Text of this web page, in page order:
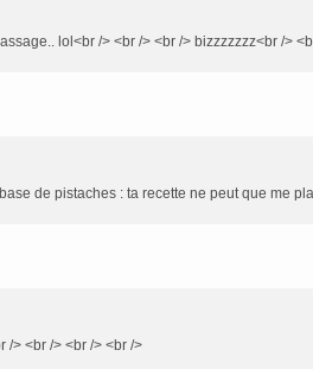
lol<br /> <br /> <br /> bizzzzzzz<br />
de pistaches : ta recette ne peut que me
/> <br /> <br /> <br />